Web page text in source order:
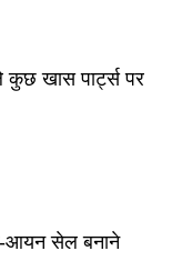
कुछ खास पार्ट्स पर
आयन सेल बनाने